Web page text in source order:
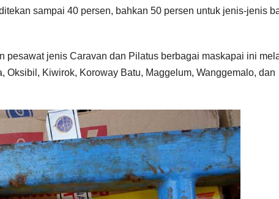
sampai 40 persen, bahkan 50 persen untuk jenis-jenis
pesawat jenis Caravan dan Pilatus berbagai maskapai ini
Oksibil, Kiwirok, Koroway Batu, Maggelum, Wanggemalo, dan